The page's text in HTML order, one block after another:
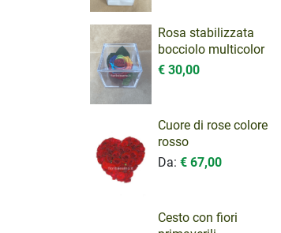
Rosa stabilizzata
bocciolo multicolor
€ 30,00
Cuore di rose colore
rosso
Da:€ 67,00
Cesto con fiori